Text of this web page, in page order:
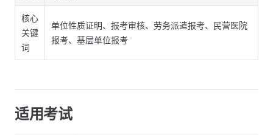
核心
关键
词
单位性质证明、报考审核、劳务派遣报考、民营医院
报考、基层单位报考
适用考试